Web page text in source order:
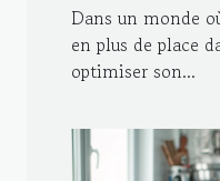
Dans un monde
en plus de place
optimiser son...